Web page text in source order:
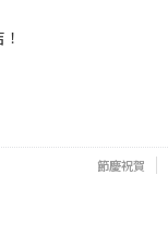
節慶祝賀